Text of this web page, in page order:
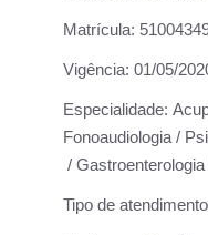
Matrícula:
Vigência: 01/05/
Especialidade:
Fonoaudiologia /
/
Tipo de